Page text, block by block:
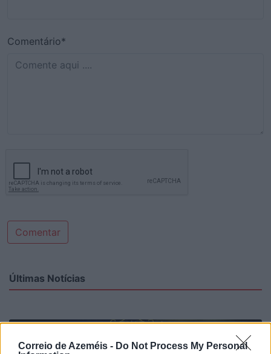
Correio de Azeméis - Do Not Process My Personal
Comentário*
Comentar
Últimas Notícias